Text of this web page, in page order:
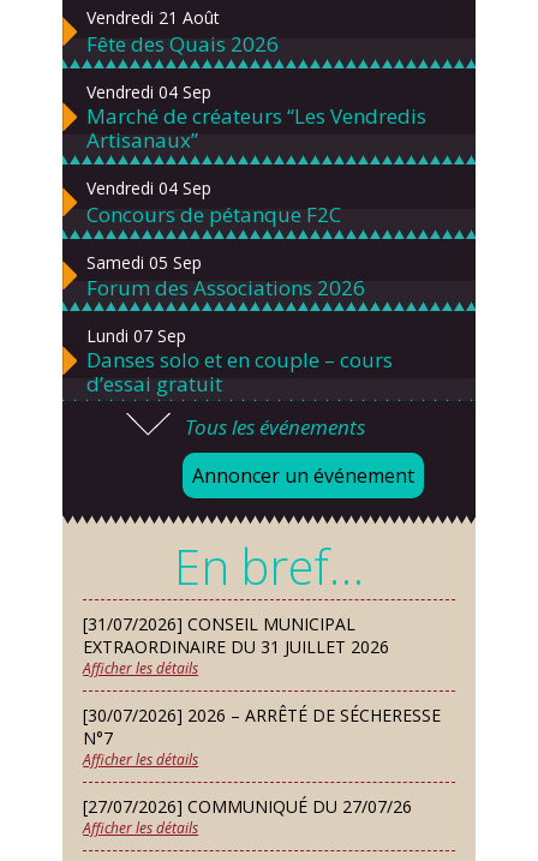
Vendredi 21 Août
Fête des Quais 2026
Vendredi 04 Sep
Marché de créateurs “Les Vendredis
Artisanaux”
Vendredi 04 Sep
Concours de pétanque F2C
Samedi 05 Sep
Forum des Associations 2026
Lundi 07 Sep
Danses solo et en couple – cours
d’essai gratuit
Mardi 08 Sep
Chorale À travers chants
Samedi 12 Sep
Défi de pêche aux leurres (concept
lure house)
Dimanche 13 Sep
Repas de fouées
Lundi 14 Sep
Conseil municipal du 14 septembre
2026
Jeudi 24 Sep
Permanence des Architectes des
Bâtiments de France
Tous les événements
Annoncer un événement
En bref…
[31/07/2026] CONSEIL MUNICIPAL
EXTRAORDINAIRE DU 31 JUILLET 2026
Afficher les détails
[30/07/2026] 2026 – ARRÊTÉ DE SÉCHERESSE
N°7
Afficher les détails
[27/07/2026] COMMUNIQUÉ DU 27/07/26
Afficher les détails